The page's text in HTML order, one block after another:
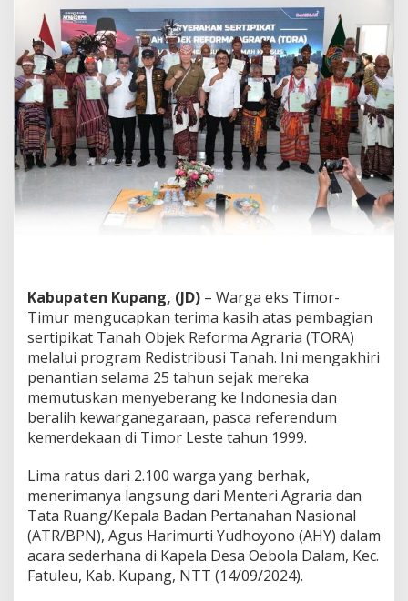
i
k
a
t
d
a
r
i
M
e
n
t
e
Y
,
W
a
r
g
a
E
i
m
o
T
i
m
Kabupaten Kupang, (JD) – Warga eks Timor-
Timur mengucapkan terima kasih atas pembagian
sertipikat Tanah Objek Reforma Agraria (TORA)
melalui program Redistribusi Tanah. Ini mengakhiri
penantian selama 25 tahun sejak mereka
memutuskan menyeberang ke Indonesia dan
beralih kewarganegaraan, pasca referendum
kemerdekaan di Timor Leste tahun 1999.
Lima ratus dari 2.100 warga yang berhak,
menerimanya langsung dari Menteri Agraria dan
Tata Ruang/Kepala Badan Pertanahan Nasional
(ATR/BPN), Agus Harimurti Yudhoyono (AHY) dalam
acara sederhana di Kapela Desa Oebola Dalam, Kec.
Fatuleu, Kab. Kupang, NTT (14/09/2024).